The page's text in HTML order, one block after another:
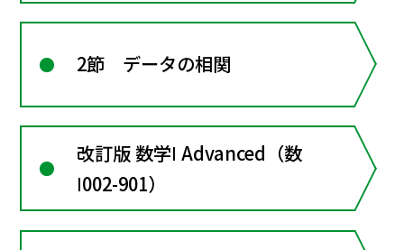
2節 データの相関
改訂版 数学Ⅰ Advanced（数
Ⅰ002-901）